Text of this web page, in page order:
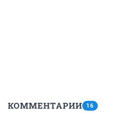
КОММЕНТАРИИ 16